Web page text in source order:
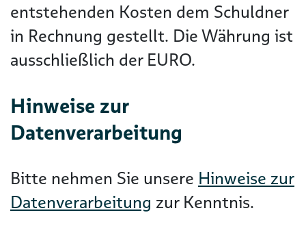
entstehenden Kosten dem Schuldner
in Rechnung gestellt. Die Währung ist
ausschließlich der EURO.
Hinweise zur
Datenverarbeitung
Bitte nehmen Sie unsere Hinweise zur
Datenverarbeitung zur Kenntnis.